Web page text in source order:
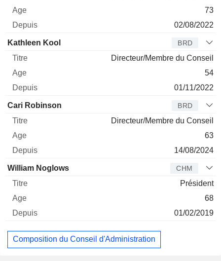
73
02/08/2022
Kathleen Kool BRD
Directeur/Membre du Conseil
54
01/11/2022
Cari Robinson BRD
Directeur/Membre du Conseil
63
14/08/2024
William Noglows CHM
Président
68
01/02/2019
Composition du Conseil d'Administration